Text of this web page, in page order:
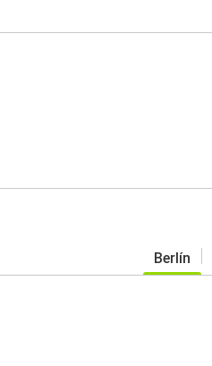
Berlín